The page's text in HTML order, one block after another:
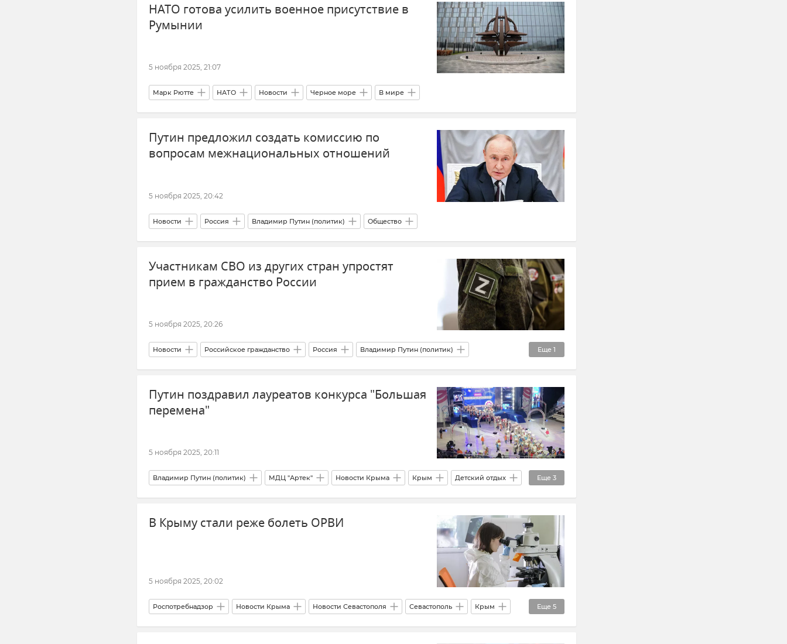
НАТО готова усилить военное присутствие в
Румынии
5 ноября 2025, 21:07
Марк Рютте НАТО Новости Черное море В мире
Путин предложил создать комиссию по
вопросам межнациональных отношений
5 ноября 2025, 20:42
Новости Россия Владимир Путин (политик) Общество
Участникам СВО из других стран упростят
прием в гражданство России
5 ноября 2025, 20:26
Еще 1
Новости Российское гражданство Россия Владимир Путин (политик)
Закон и право
Путин поздравил лауреатов конкурса "Большая
перемена"
5 ноября 2025, 20:11
Еще 3
Владимир Путин (политик) МДЦ "Артек" Новости Крыма Крым Детский отдых
Росмолодежь Министерство науки и высшего образования России (Минобрнауки РФ)
Минпросвещения РФ
В Крыму стали реже болеть ОРВИ
5 ноября 2025, 20:02
Еще 5
Роспотребнадзор Новости Крыма Новости Севастополя Севастополь Крым
Здоровье Здравоохранение в Крыму и Севастополе Коронавирус Грипп ОРВИ